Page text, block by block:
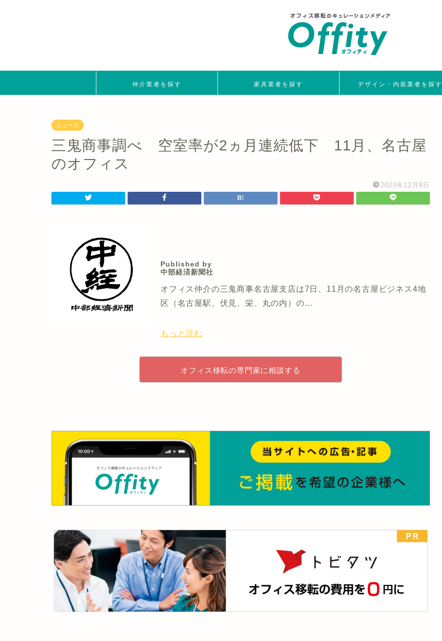
仲介業者を探す 家具業者を探す デザイン・内装業者を探す
ニュース
三鬼商事調べ 空室率が2ヵ月連続低下 11月、名古屋
のオフィス
2023年12月8日
Published by
中部経済新聞社
オフィス仲介の三鬼商事名古屋支店は7日、11月の名古屋ビジネス4地
区（名古屋駅、伏見、栄、丸の内）の…
もっと読む
オフィス移転の専門家に相談する